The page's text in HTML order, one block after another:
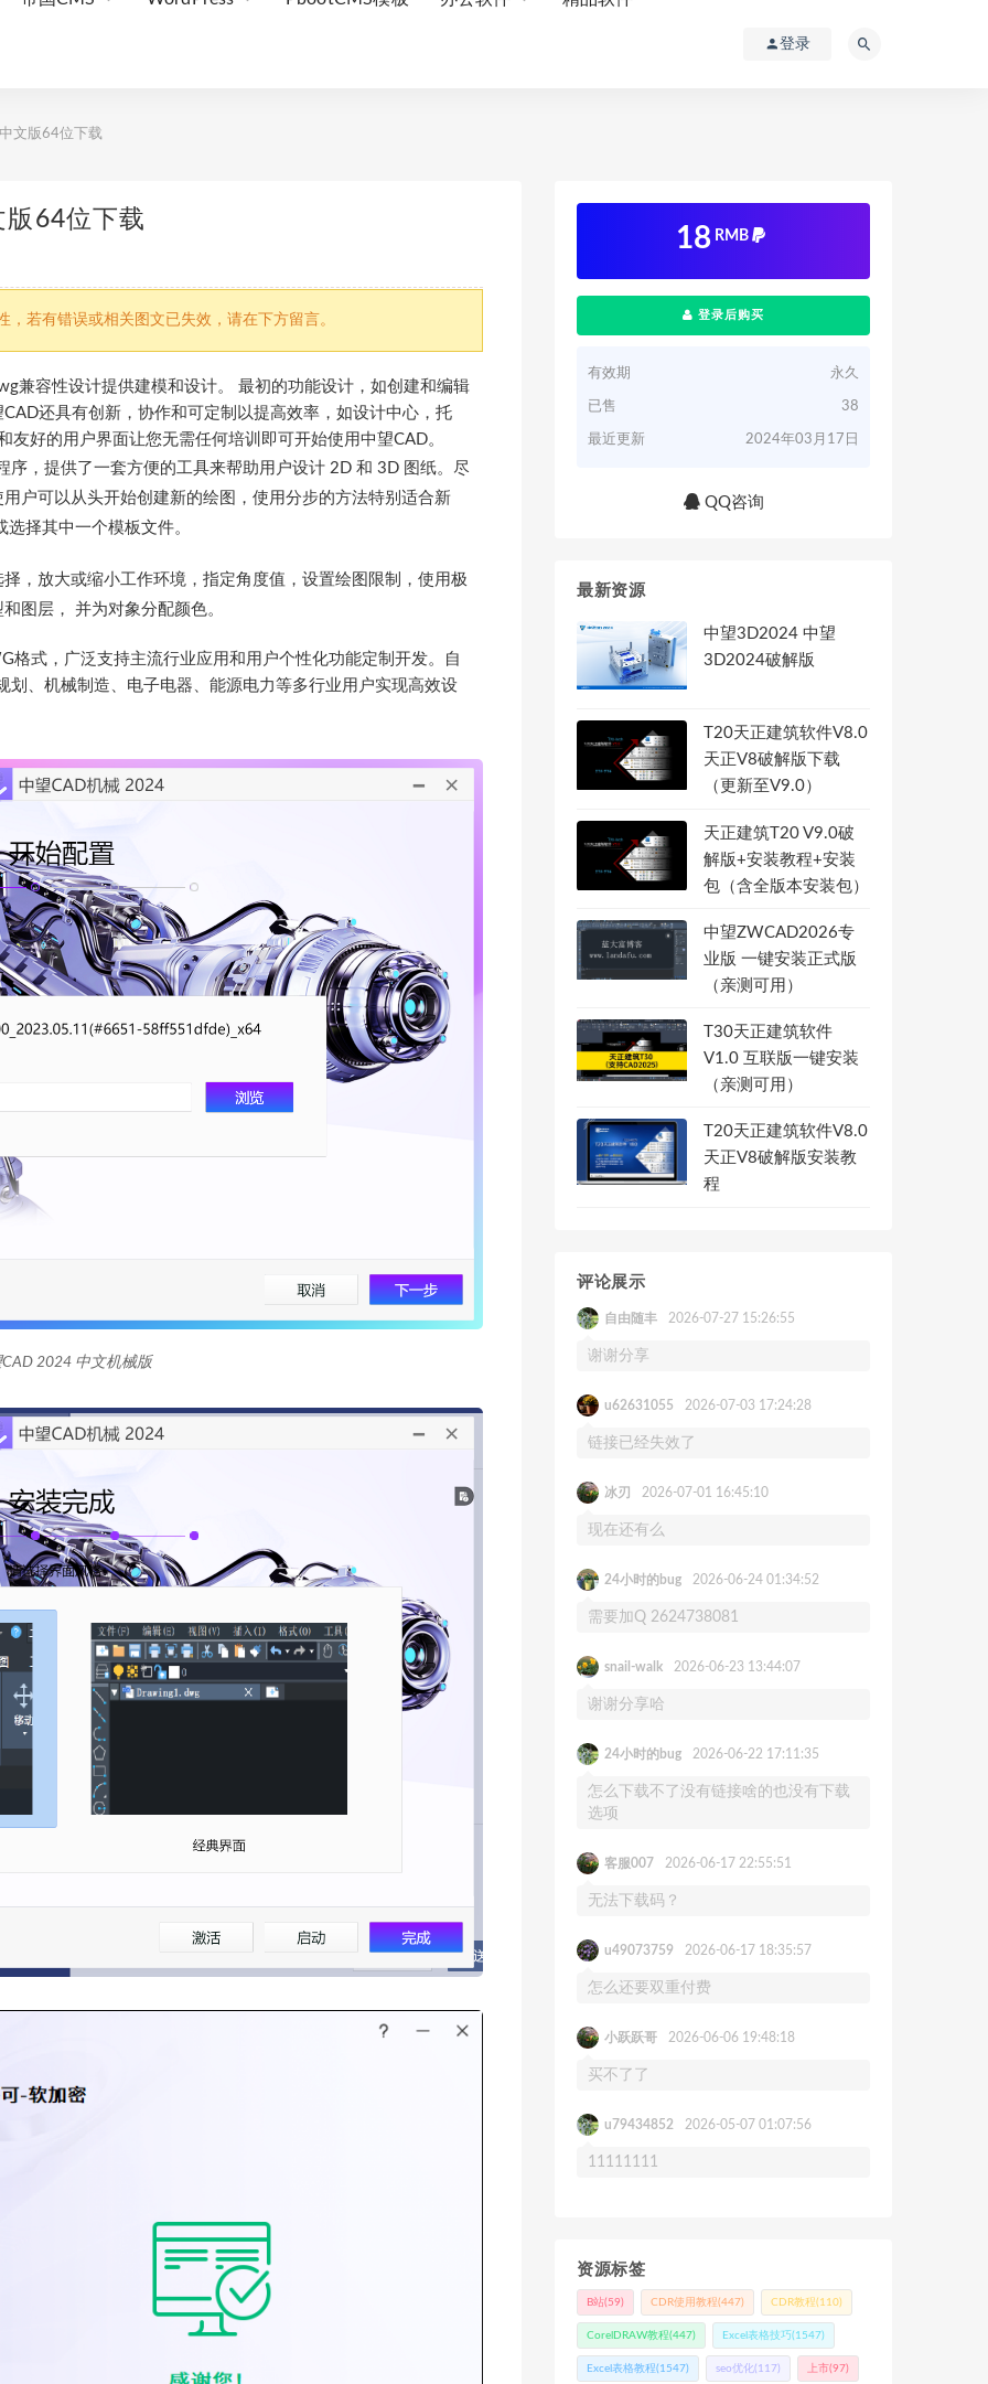
登录
文版64位下载
64位下载
若有错误或相关图文已失效，请在下方留言。
兼容性设计提供建模和设计。 最初的功能设计，如创建和编辑
还具有创新，协作和可定制以提高效率，如设计中心，托
好的用户界面让您无需任何培训即可开始使用中望CAD。
，提供了一套方便的工具来帮助用户设计 2D 和 3D 图纸。尽
户可以从头开始创建新的绘图，使用分步的方法特别适合新
择其中一个模板文件。
，放大或缩小工作环境，指定角度值，设置绘图限制，使用极
图层， 并为对象分配颜色。
格式，广泛支持主流行业应用和用户个性化功能定制开发。自
、机械制造、电子电器、能源电力等多行业用户实现高效设
2024 中文机械版
18 RMB
登录后购买
有效期 永久
已售 38
最近更新 2024年03月17日
QQ咨询
最新资源
中望3D2024 中望
3D2024破解版
T20天正建筑软件V8.0
天正V8破解版下载
（更新至V9.0）
天正建筑T20 V9.0破
解版+安装教程+安装
包（含全版本安装包）
中望ZWCAD2026专
业版 一键安装正式版
（亲测可用）
T30天正建筑软件
V1.0 互联版一键安装
（亲测可用）
T20天正建筑软件V8.0
天正V8破解版安装教
程
评论展示
自由随丰 2026-07-27 15:26:55
谢谢分享
u62631055 2026-07-03 17:24:28
链接已经失效了
冰刃 2026-07-01 16:45:10
现在还有么
24小时的bug 2026-06-24 01:34:52
需要加Q 2624738081
snail-walk 2026-06-23 13:44:07
谢谢分享哈
24小时的bug 2026-06-22 17:11:35
怎么下载不了没有链接啥的也没有下载
选项
客服007 2026-06-17 22:55:51
无法下载码？
u49073759 2026-06-17 18:35:57
怎么还要双重付费
小跃跃哥 2026-06-06 19:48:18
买不了了
u79434852 2026-05-07 01:07:56
11111111
资源标签
B站(59) CDR使用教程(447) CDR教程(110)
CorelDRAW教程(447) Excel表格技巧(1547)
Excel表格教程(1547) seo优化(117) 上市(97)